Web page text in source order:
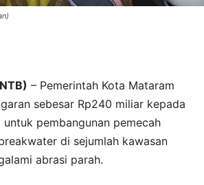
– Pemerintah Kota Mataram
sebesar Rp240 miliar kepada
pembangunan pemecah
di sejumlah kawasan
abrasi parah.